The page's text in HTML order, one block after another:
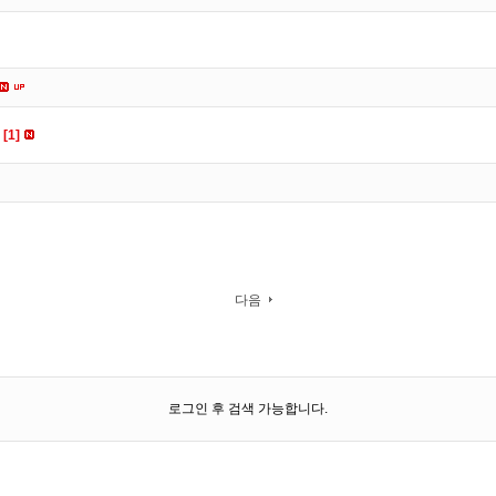
[1]
다음
로그인 후 검색 가능합니다.